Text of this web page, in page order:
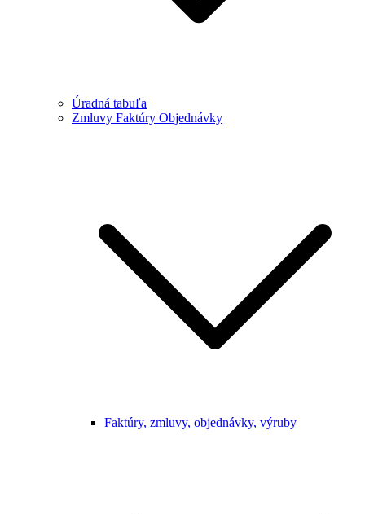
Úradná tabuľa
Zmluvy Faktúry Objednávky
Faktúry, zmluvy, objednávky, výruby